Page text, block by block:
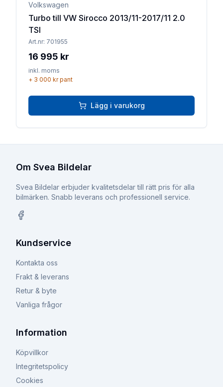
Volkswagen
Turbo till VW Sirocco 2013/11-2017/11 2.0
TSI
Art.nr: 701955
16 995 kr
inkl. moms
+ 3 000 krpant
Lägg i varukorg
Om Svea Bildelar
Svea Bildelar erbjuder kvalitetsdelar till rätt pris för alla
bilmärken. Snabb leverans och professionell service.
Kundservice
Kontakta oss
Frakt & leverans
Retur & byte
Vanliga frågor
Information
Köpvillkor
Integritetspolicy
Cookies